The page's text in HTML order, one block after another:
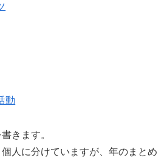
動
きます。
人に分けていますが、年のまとめ